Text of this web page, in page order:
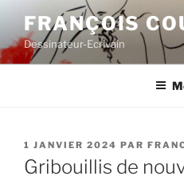
contenu
principal
FRANÇOIS
Dessinateur-Ecrivain
PUBLIÉ
LE
1 JANVIER 2024 PAR
Gribouillis de